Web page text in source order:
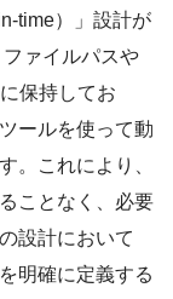
time）」設計が
ァイルパスや
保持してお
ールを使って動
。これにより、
ことなく、必要
設計において
明確に定義する